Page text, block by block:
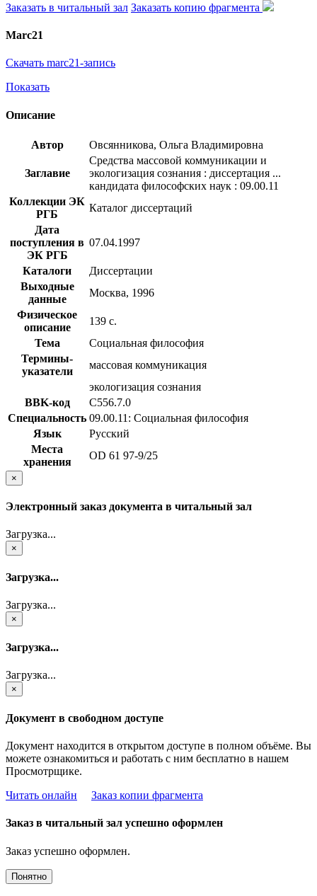
Заказать в читальный зал Заказать копию фрагмента
Marc21
Скачать marc21-запись
Показать
Описание
Автор Овсянникова, Ольга Владимировна
Заглавие
Средства массовой коммуникации и
экологизация сознания : диссертация ...
кандидата философских наук : 09.00.11
Коллекции ЭК
РГБ
Каталог диссертаций
Дата
поступления в
ЭК РГБ
07.04.1997
Каталоги
Диссертации
Выходные
данные
Москва, 1996
Физическое
описание
139 с.
Тема
Социальная философия
Термины-
указатели
массовая коммуникация
экологизация сознания
BBK-код
С556.7.0
Специальность 09.00.11: Социальная философия
Язык
Русский
Места
хранения
OD 61 97-9/25
×
Электронный заказ документа в читальный зал
Загрузка...
×
Загрузка...
Загрузка...
×
Загрузка...
Загрузка...
×
Документ в свободном доступе
Документ находится в открытом доступе в полном объёме. Вы
можете ознакомиться и работать с ним бесплатно в нашем
Просмотрщике.
Читать онлайн
Заказ копии фрагмента
Заказ в читальный зал успешно оформлен
Заказ успешно оформлен.
Понятно